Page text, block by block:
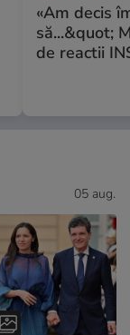
«Am decis
să...&quot;
de reactii
05 aug.